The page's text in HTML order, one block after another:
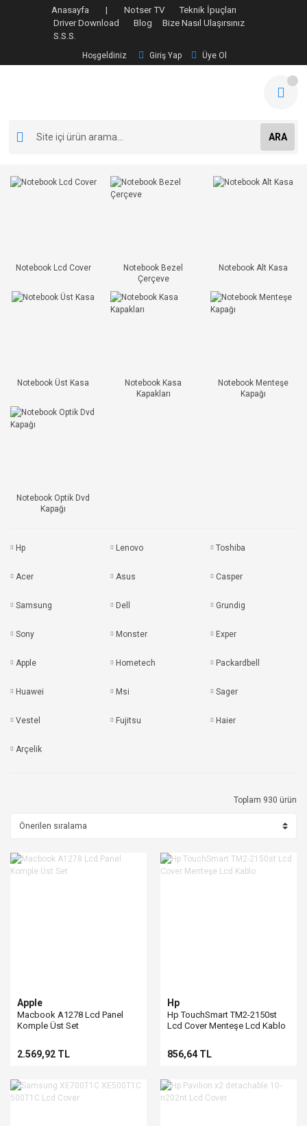
Anasayfa | Notser TV
Teknik İpuçları
Driver Download
Blog
Bize Nasıl Ulaşırsınız
S.S.S.
Hoşgeldiniz Giriş Yap Üye Ol
ARA
Notebook Lcd Cover
Notebook Bezel
Çerçeve
Notebook Alt Kasa
Notebook Üst Kasa
Notebook Kasa
Kapakları
Notebook Menteşe
Kapağı
Notebook Optik Dvd
Kapağı
Hp Lenovo Toshiba
Acer Asus Casper
Samsung Dell Grundig
Sony Monster Exper
Apple Hometech Packardbell
Huawei Msi Sager
Vestel Fujitsu Haier
Arçelik
Toplam 930 ürün
Apple
Macbook A1278 Lcd Panel
Komple Üst Set
2.569,92 TL
Hp
Hp TouchSmart TM2-2150st
Lcd Cover Menteşe Lcd Kablo
856,64 TL